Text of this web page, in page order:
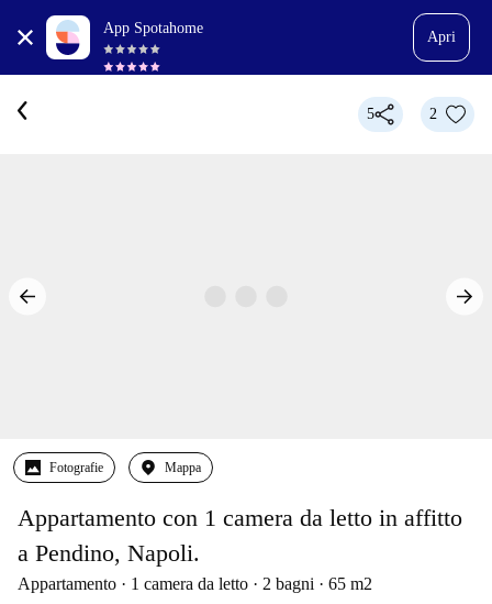
App Spotahome
Apri
5 2
Fotografie Mappa
Appartamento con 1 camera da letto in affitto
a Pendino, Napoli.
Appartamento 1 camera da letto 2 bagni 65 m2